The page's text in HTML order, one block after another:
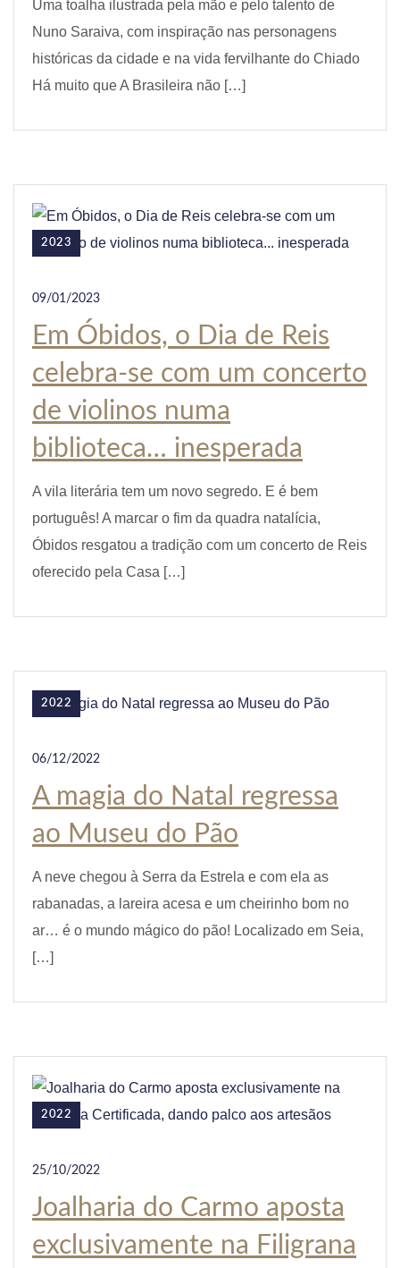
Uma toalha ilustrada pela mão e pelo talento de
Nuno Saraiva, com inspiração nas personagens
históricas da cidade e na vida fervilhante do Chiado
Há muito que A Brasileira não […]
2023
09/01/2023
Em Óbidos, o Dia de Reis
celebra-se com um concerto
de violinos numa
biblioteca… inesperada
A vila literária tem um novo segredo. E é bem
português! A marcar o fim da quadra natalícia,
Óbidos resgatou a tradição com um concerto de Reis
oferecido pela Casa […]
2022
06/12/2022
A magia do Natal regressa
ao Museu do Pão
A neve chegou à Serra da Estrela e com ela as
rabanadas, a lareira acesa e um cheirinho bom no
ar… é o mundo mágico do pão! Localizado em Seia,
[…]
2022
25/10/2022
Joalharia do Carmo aposta
exclusivamente na Filigrana